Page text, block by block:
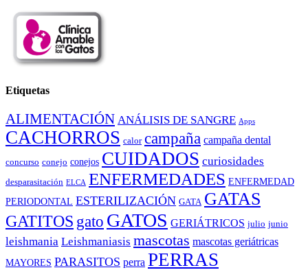
Etiquetas
ALIMENTACIÓN ANÁLISIS DE SANGRE Apps
CACHORROS calor campaña campaña dental
concurso conejo conejos CUIDADOS curiosidades
desparasitación ELCA ENFERMEDADES ENFERMEDAD
PERIODONTAL ESTERILIZACIÓN GATA GATAS
GATITOS gato GATOS GERIÁTRICOS julio junio
leishmania Leishmaniasis mascotas mascotas geriátricas
MAYORES PARASITOS perra PERRAS